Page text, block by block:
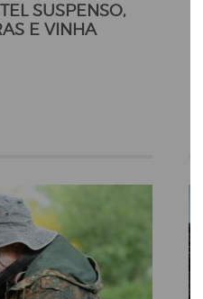
SUSPENSO,
E VINHA